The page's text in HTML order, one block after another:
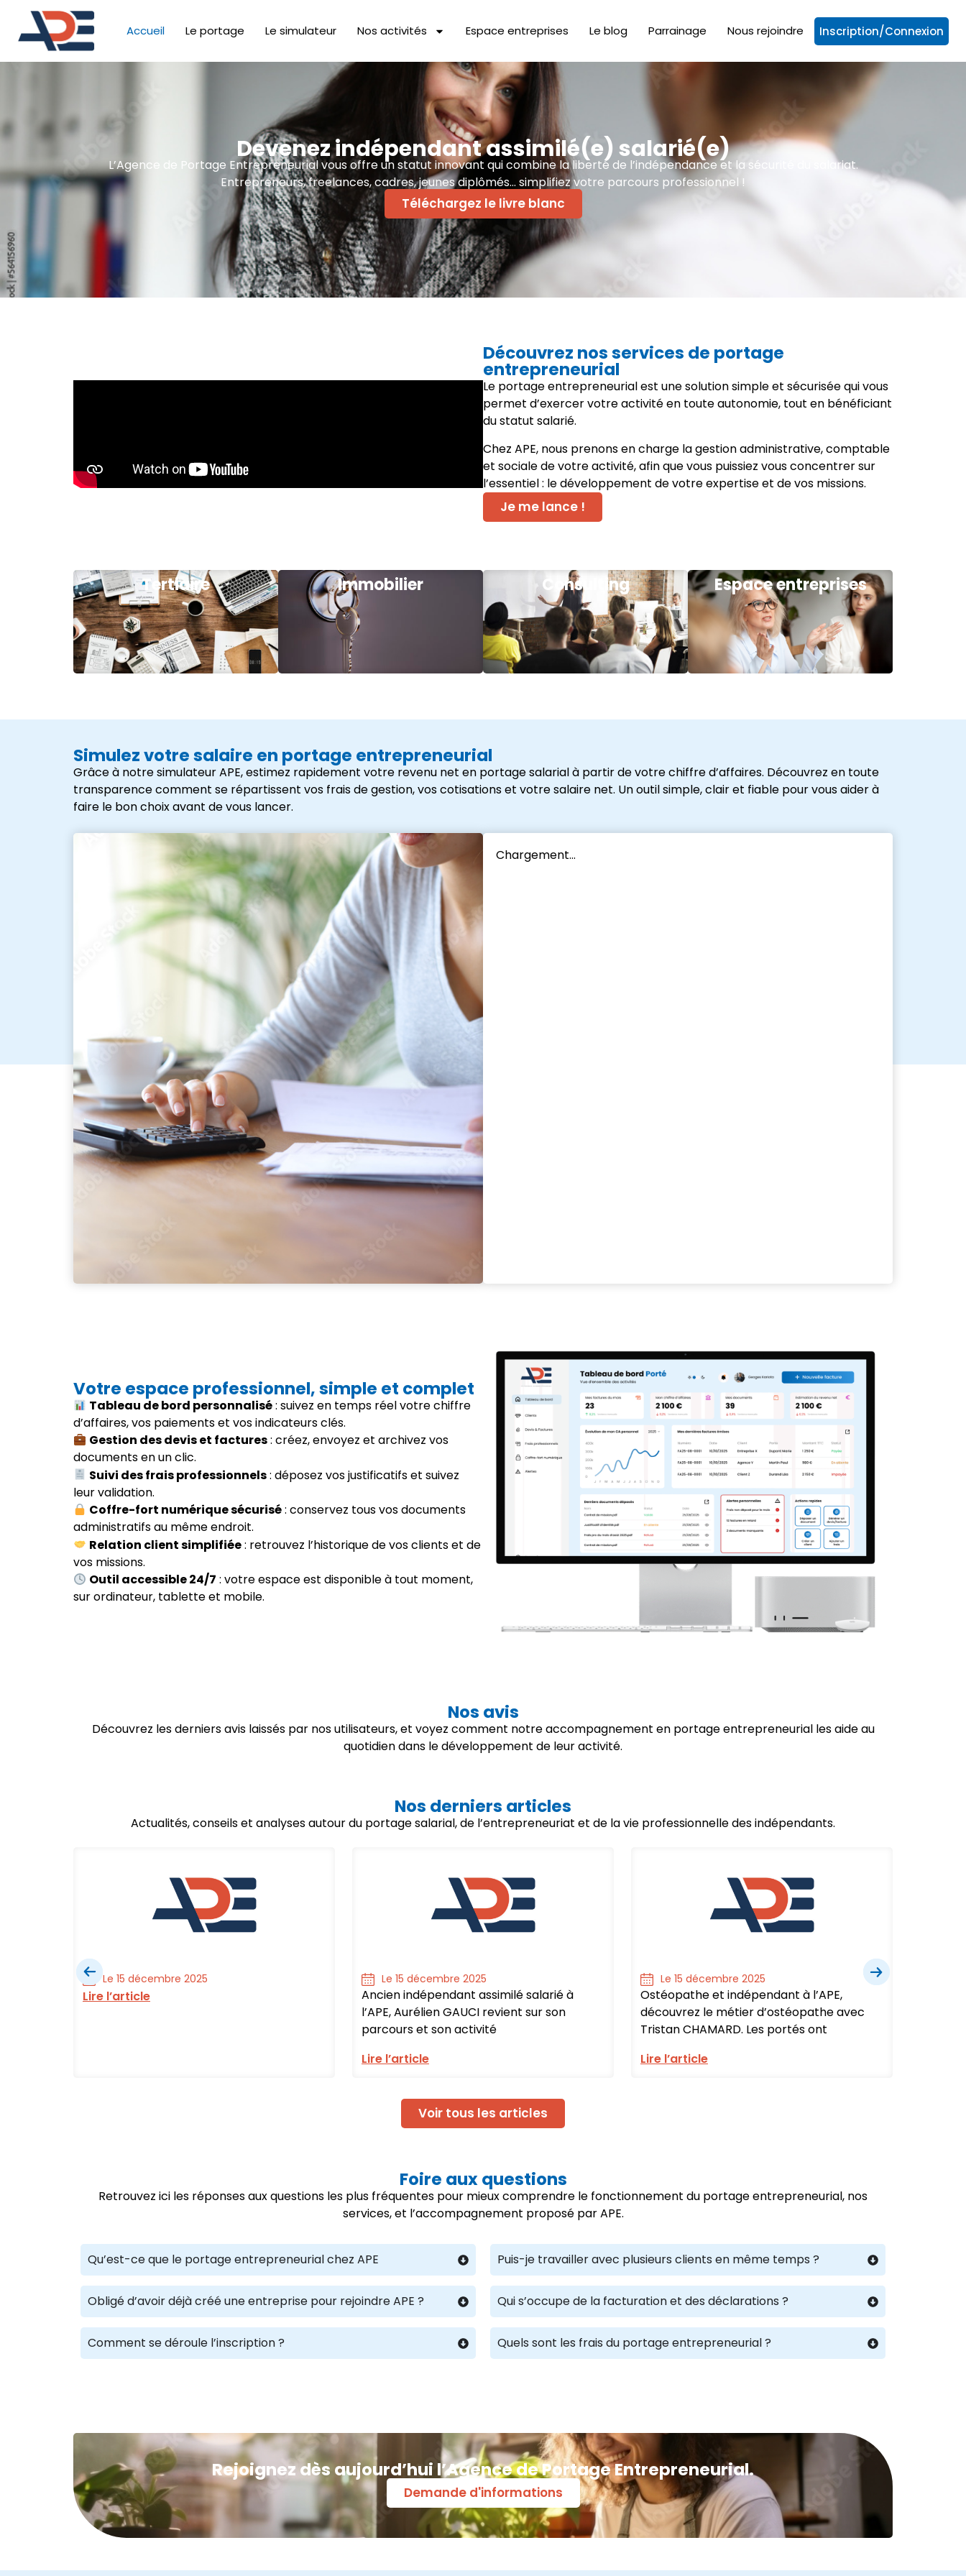
Accueil Le portage Le simulateur Nos activités Espace entreprises Le blog Parrainage Nous rejoindre Inscription/Connexion
Devenez indépendant assimilé(e) salarié(e)
L’Agence de Portage Entrepreneurial vous offre un statut innovant qui combine la liberté de l’indépendance et la sécurité du salariat.
Entrepreneurs, freelances, cadres, jeunes diplômés… simplifiez votre parcours professionnel !
Téléchargez le livre blanc
Découvrez nos services de portage
entrepreneurial
Le portage entrepreneurial est une solution simple et sécurisée qui vous
permet d’exercer votre activité en toute autonomie, tout en bénéficiant
du statut salarié.
Chez APE, nous prenons en charge la gestion administrative, comptable
et sociale de votre activité, afin que vous puissiez vous concentrer sur
l’essentiel : le développement de votre expertise et de vos missions.
Je me lance !
Tertiaire Immobilier Consulting Espace entreprises
Simulez votre salaire en portage entrepreneurial
Grâce à notre simulateur APE, estimez rapidement votre revenu net en portage salarial à partir de votre chiffre d’affaires. Découvrez en toute
transparence comment se répartissent vos frais de gestion, vos cotisations et votre salaire net. Un outil simple, clair et fiable pour vous aider à
faire le bon choix avant de vous lancer.
Votre espace professionnel, simple et complet
Tableau de bord personnalisé: suivez en temps réel votre chiffre
d’affaires, vos paiements et vos indicateurs clés.
Gestion des devis et factures: créez, envoyez et archivez vos
documents en un clic.
Suivi des frais professionnels: déposez vos justificatifs et suivez
leur validation.
Coffre-fort numérique sécurisé: conservez tous vos documents
administratifs au même endroit.
Relation client simplifiée: retrouvez l’historique de vos clients et de
vos missions.
Outil accessible 24/7 : votre espace est disponible à tout moment,
sur ordinateur, tablette et mobile.
Nos avis
Découvrez les derniers avis laissés par nos utilisateurs, et voyez comment notre accompagnement en portage entrepreneurial les aide au
quotidien dans le développement de leur activité.
Nos derniers articles
Actualités, conseils et analyses autour du portage salarial, de l’entrepreneuriat et de la vie professionnelle des indépendants.
Le 15 décembre 2025
Lire l’article
Le 15 décembre 2025
Ancien indépendant assimilé salarié à
l’APE, Aurélien GAUCI revient sur son
parcours et son activité
Lire l’article
Le 15 décembre 2025
Ostéopathe et indépendant à l’APE,
découvrez le métier d’ostéopathe avec
Tristan CHAMARD. Les portés ont
Lire l’article
Voir tous les articles
Foire aux questions
Retrouvez ici les réponses aux questions les plus fréquentes pour mieux comprendre le fonctionnement du portage entrepreneurial, nos
services, et l’accompagnement proposé par APE.
Qu’est-ce que le portage entrepreneurial chez APE
Obligé d’avoir déjà créé une entreprise pour rejoindre APE ?
Comment se déroule l’inscription ?
Puis-je travailler avec plusieurs clients en même temps ?
Qui s’occupe de la facturation et des déclarations ?
Quels sont les frais du portage entrepreneurial ?
Rejoignez dès aujourd’hui l’Agence de Portage Entrepreneurial.
Demande d'informations